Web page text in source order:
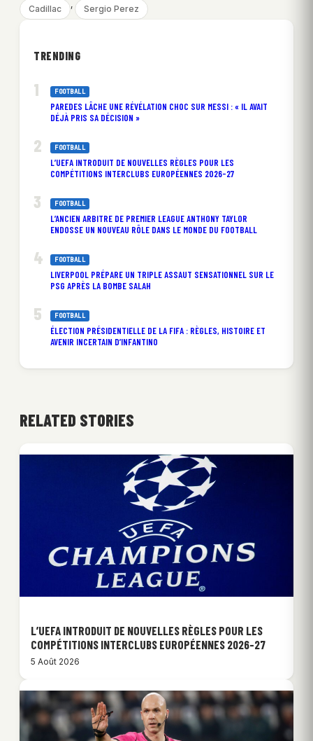
Cadillac , Sergio Perez
TRENDING
FOOTBALL
PAREDES LÂCHE UNE RÉVÉLATION CHOC SUR MESSI : « IL AVAIT
DÉJÀ PRIS SA DÉCISION »
FOOTBALL
L’UEFA INTRODUIT DE NOUVELLES RÈGLES POUR LES
COMPÉTITIONS INTERCLUBS EUROPÉENNES 2026-27
FOOTBALL
L’ANCIEN ARBITRE DE PREMIER LEAGUE ANTHONY TAYLOR
ENDOSSE UN NOUVEAU RÔLE DANS LE MONDE DU FOOTBALL
FOOTBALL
LIVERPOOL PRÉPARE UN TRIPLE ASSAUT SENSATIONNEL SUR LE
PSG APRÈS LA BOMBE SALAH
FOOTBALL
ÉLECTION PRÉSIDENTIELLE DE LA FIFA : RÈGLES, HISTOIRE ET
AVENIR INCERTAIN D’INFANTINO
RELATED STORIES
L’UEFA INTRODUIT DE NOUVELLES RÈGLES POUR LES
COMPÉTITIONS INTERCLUBS EUROPÉENNES 2026-27
5 Août 2026